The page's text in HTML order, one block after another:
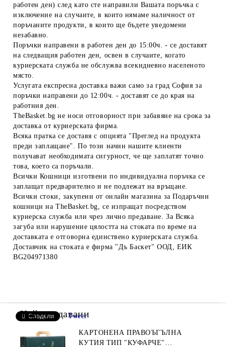
работен ден) след като сте направили Вашата поръчка с
изключение на случаите, в които нямаме наличност от
поръчаните продукти, в които ще бъдете уведомени
незабавно.
Поръчки направени в работен ден до 15:00ч. - се доставят
на следващия работен ден, освен в случаите, когато
куриерската служба не обслужва всекидневно населеното
място.
Услугата експресна доставка важи само за град София за
поръчки направени до 12:00ч. - доставят се до края на
работния ден.
TheBasket.bg не носи отговорност при забавяне на срока за
доставка от куриерската фирма.
Всяка пратка се доставя с опцията "Преглед на продукта
преди заплащане". По този начин нашите клиенти
получават необходимата сигурност, че ще заплатят точно
това, което са поръчали.
Всички Кошници изготвени по индивидуална поръчка се
заплащат предварително и не подлежат на връщане.
Всички стоки, закупени от онлайн магазина за Подаръчни
кошници на TheBasket.bg, се изпращат посредством
куриерска служба или чрез лично предаване. За Всяка
загуба или нарушение цялостта на стоката по време на
доставката е отговорна единствено куриерската служба.
Доставчик на стоката е фирма "Дъ Баскет" ООД, ЕИК
BG204971380
Сподели Tweet
Най-продавани
КАРТОНЕНА ПРАВОЪГЪЛНА
КУТИЯ ТИП "КУФАРЧЕ"